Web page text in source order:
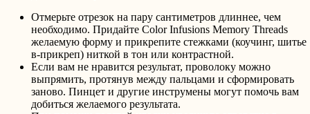
Отмерьте отрезок на пару сантиметров длиннее, чем
необходимо. Придайте Color Infusions Memory Threads
желаемую форму и прикрепите стежками (коучинг, шитье
в-прикреп) ниткой в тон или контрастной.
Если вам не нравится результат, проволоку можно
выпрямить, протянув между пальцами и сформировать
заново. Пинцет и другие инструмены могут помочь вам
добиться желаемого результата.